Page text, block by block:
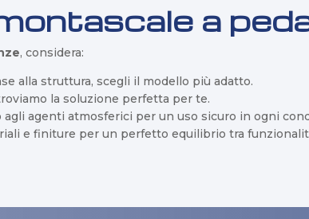
a
, considera:
alla struttura, scegli il modello più adatto.
la soluzione perfetta per te.
agenti atmosferici per un uso sicuro in ogni
e finiture per un perfetto equilibrio tra